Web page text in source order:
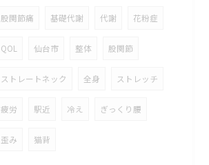
股関節痛 基礎代謝 代謝 花粉症
QOL 仙台市 整体 股関節
ストレートネック 全身 ストレッチ
疲労 駅近 冷え ぎっくり腰
歪み 猫背